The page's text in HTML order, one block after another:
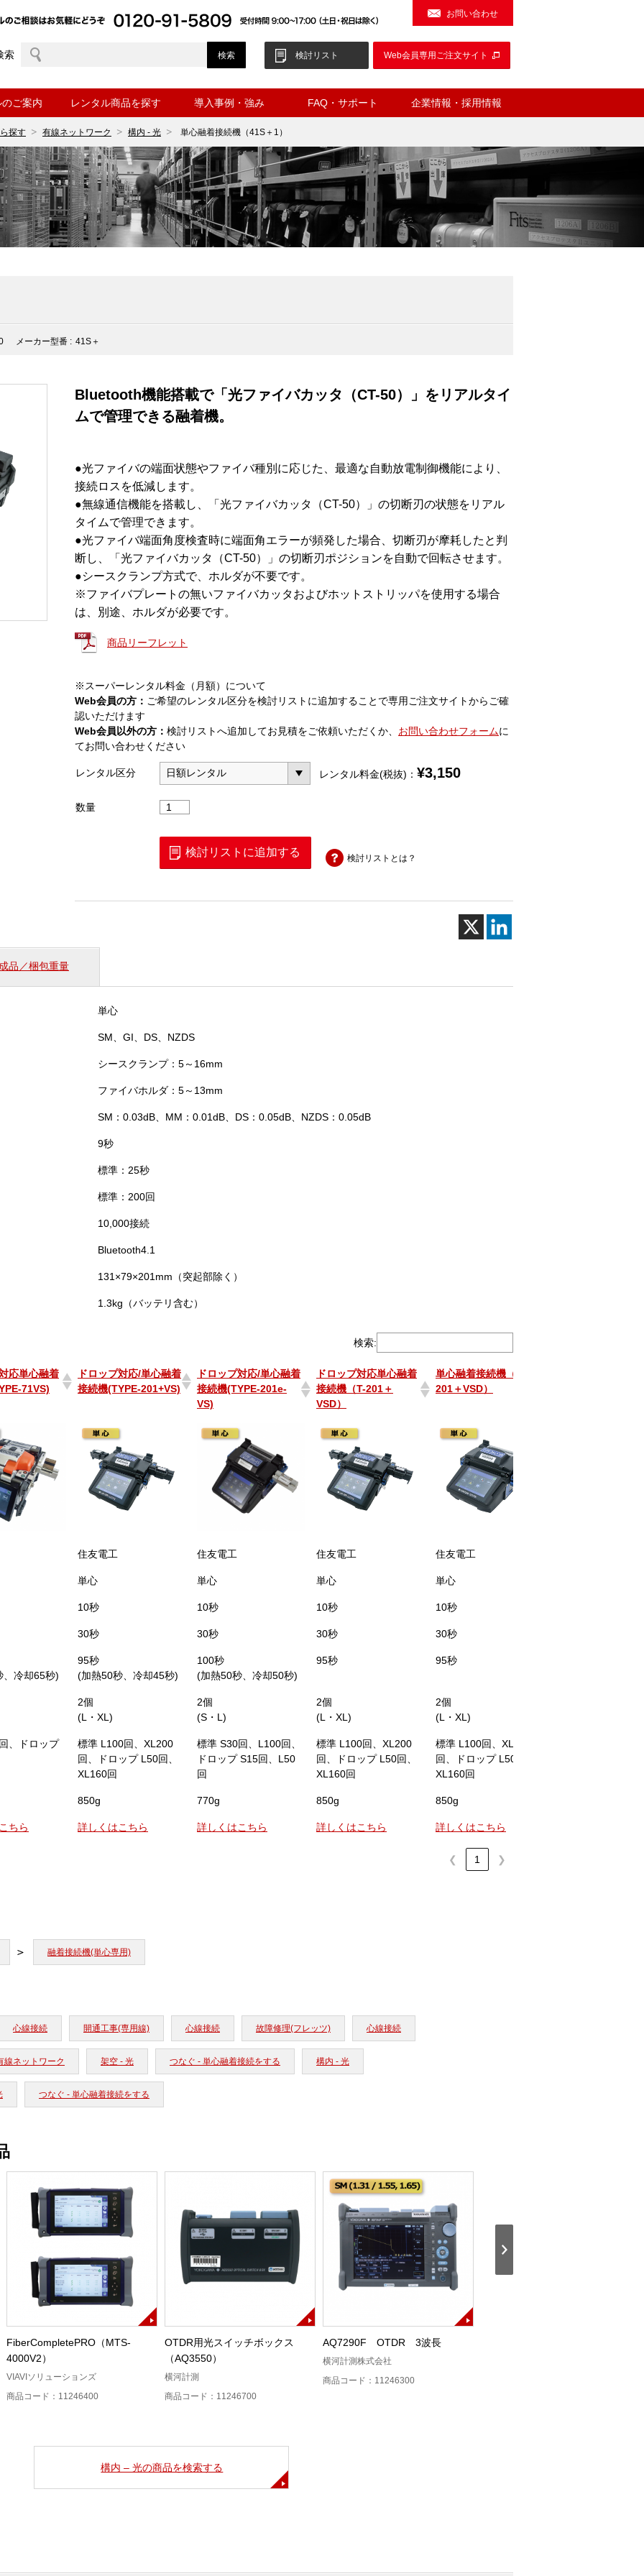
お問い合わせ
索 検討リスト Web会員専用ご注文サイト
ご案内 レンタル商品を探す 導入事例・強み FAQ・サポート 企業情報・採用情報
探す 有線ネットワーク 構内 - 光 単心融着接続機（41S＋1）
メーカー型番 : 41S＋
Bluetooth機能搭載で「光ファイバカッタ（CT-50）」をリアルタイ
ムで管理できる融着機。
●光ファイバの端面状態やファイバ種別に応じた、最適な自動放電制御機能により、
接続ロスを低減します。
●無線通信機能を搭載し、「光ファイバカッタ（CT-50）」の切断刃の状態をリアル
タイムで管理できます。
●光ファイバ端面角度検査時に端面角エラーが頻発した場合、切断刃が摩耗したと判
断し、「光ファイバカッタ（CT-50）」の切断刃ポジションを自動で回転させます。
●シースクランプ方式で、ホルダが不要です。
※ファイバプレートの無いファイバカッタおよびホットストリッパを使用する場合
は、別途、ホルダが必要です。
商品リーフレット
※スーパーレンタル料金（月額）について
Web会員の方： ご希望のレンタル区分を検討リストに追加することで専用ご注文サイトからご確
認いただけます
Web会員以外の方： 検討リストへ追加してお見積をご依頼いただくか、 お問い合わせフォームに
てお問い合わせください
レンタル区分 レンタル料金(税抜)： ¥3,150
数量
単
融
接
検討リストに追加する 検討リストとは？
品／梱包重量
単心
SM、GI、DS、NZDS
シースクランプ：5～16mm
ファイバホルダ：5～13mm
SM：0.03dB、MM：0.01dB、DS：0.05dB、NZDS：0.05dB
9秒
標準：25秒
標準：200回
10,000接続
Bluetooth4.1
131×79×201mm（突起部除く）
1.3kg（バッテリ含む）
検索:
応単心融着
71VS)
ドロップ対応/単心融着
接続機(TYPE-201+VS)
ドロップ対応/単心融着
接続機(TYPE-201e-
VS)
ドロップ対応単心融着
接続機（T-201＋
VSD）
単心融着接続機（T-
201＋VSD）
71VS)
接続機(TYPE-201+VS)
接続機(TYPE-201e-
接続機（T-201＋
VSD）
201＋VSD）
住友電工 住友電工 住友電工 住友電工
単心 単心 単心 単心
10秒 10秒 10秒 10秒
30秒 30秒 30秒 30秒
、冷却65秒)
95秒
(加熱50秒、冷却45秒)
100秒
(加熱50秒、冷却50秒)
95秒 95秒
2個
(L・XL)
2個
(S・L)
2個
(L・XL)
2個
(L・XL)
、ドロップ
標準 L100回、XL200
回、ドロップ L50回、
XL160回
標準 S30回、L100回、
ドロップ S15回、L50
回
標準 L100回、XL200
回、ドロップ L50回、
XL160回
標準 L100回、XL200
回、ドロップ L50回、
XL160回
850g 770g 850g 850g
ちら 詳しくはこちら 詳しくはこちら 詳しくはこちら 詳しくはこちら
❮ 1 ❯
融着接続機(単心専用)
心線接続 開通工事(専用線) 心線接続 故障修理(フレッツ) 心線接続
線ネットワーク 架空 - 光 つなぐ - 単心融着接続をする 構内 - 光
つなぐ - 単心融着接続をする
FiberCompletePRO（MTS-
4000V2）
VIAVIソリューションズ
商品コード：11246400
OTDR用光スイッチボックス
（AQ3550）
横河計測
商品コード：11246700
AQ7290F OTDR 3波長
横河計測株式会社
商品コード：11246300
構内 – 光の商品を検索する